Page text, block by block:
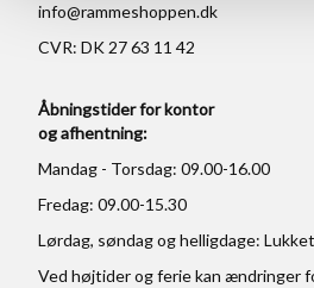
info@rammeshoppen.dk
CVR: DK 27 63 11 42
Åbningstider for kontor
og afhentning:
Mandag - Torsdag: 09.00-16.00
Fredag: 09.00-15.30
Lørdag, søndag og helligdage: Lukket
Ved højtider og ferie kan ændringer